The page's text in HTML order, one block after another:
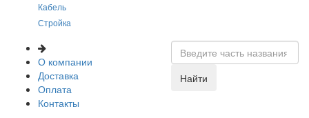
Кабель
Стройка
О компании
Доставка
Оплата
Контакты
Найти